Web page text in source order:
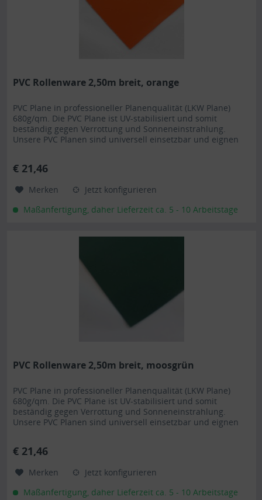
PVC Rollenware 2,50m breit, orange
PVC Plane in professioneller Planenqualität (LKW Plane)
680g/qm. Die PVC Plane ist UV-stabilisiert und somit
beständig gegen Verrottung und Sonneneinstrahlung.
Unsere PVC Planen sind universell einsetzbar und eignen
Ihren Anhänger. Gerne erstellen wir Ihnen auch ein...
€ 21,46
Merken
Jetzt konfigurieren
Maßanfertigung, daher Lieferzeit ca. 5 - 10 Arbeitstage
PVC Rollenware 2,50m breit, moosgrün
PVC Plane in professioneller Planenqualität (LKW Plane)
680g/qm. Die PVC Plane ist UV-stabilisiert und somit
beständig gegen Verrottung und Sonneneinstrahlung.
Unsere PVC Planen sind universell einsetzbar und eignen
Ihren Anhänger. Gerne erstellen wir Ihnen auch ein...
€ 21,46
Merken
Jetzt konfigurieren
Maßanfertigung, daher Lieferzeit ca. 5 - 10 Arbeitstage